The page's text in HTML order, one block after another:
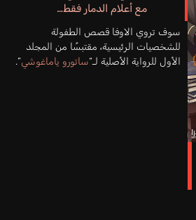
مع أعلام الدمار فقط…
سوف تروي الاوفا قصص الطفولة
للشخصيات الرئيسية، مقتبسًا من المجلد
الأول للرواية الأصلية لـ“ساتورو ياماغوشي”.